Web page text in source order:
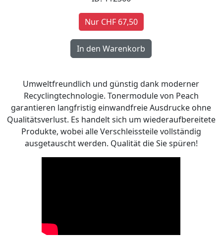
Nur CHF 67,50
Umweltfreundlich und günstig dank moderner
Recyclingtechnologie. Tonermodule von Peach
garantieren langfristig einwandfreie Ausdrucke ohne
Qualitätsverlust. Es handelt sich um wiederaufbereitete
Produkte, wobei alle Verschleissteile vollständig
ausgetauscht werden. Qualität die Sie spüren!